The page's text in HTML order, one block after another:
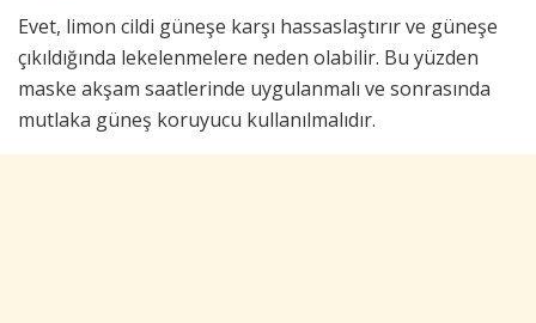
Evet, limon cildi güneşe karşı hassaslaştırır ve güneşe
çıkıldığında lekelenmelere neden olabilir. Bu yüzden
maske akşam saatlerinde uygulanmalı ve sonrasında
mutlaka güneş koruyucu kullanılmalıdır.